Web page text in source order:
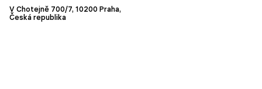
V Chotejně 700/7, 10200 Praha,
Česká republika